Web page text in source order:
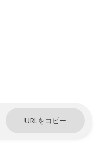
URLをコピー